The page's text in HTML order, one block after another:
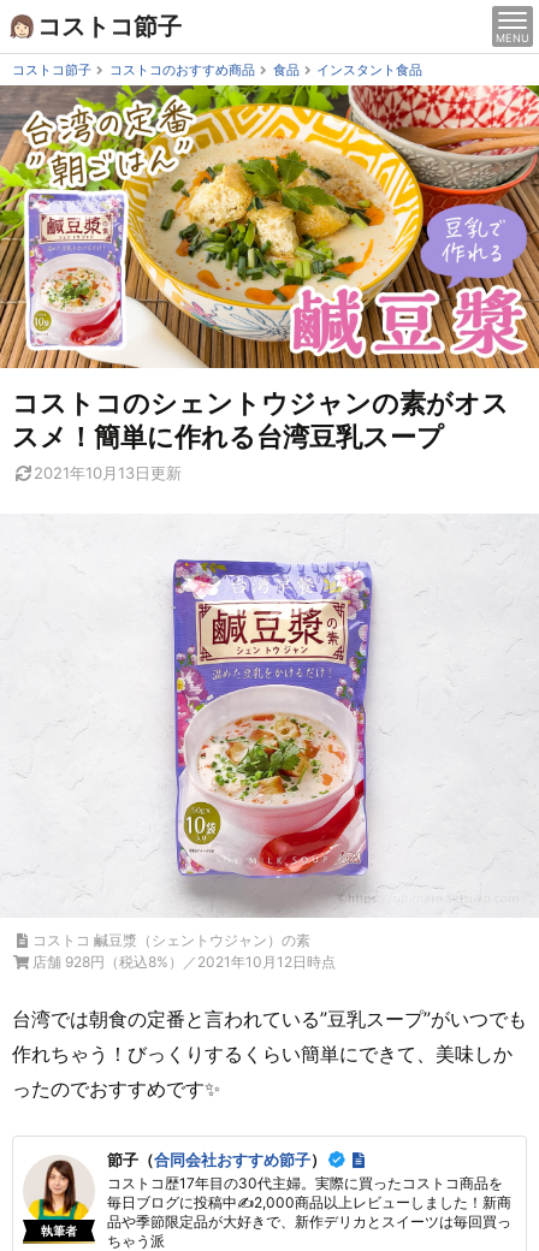
Skip
to
content
コストコ節子 MENU
コストコ節子 コストコのおすすめ商品 食品 インスタント食品
コストコのシェントウジャンの素がオス
スメ！簡単に作れる台湾豆乳スープ
2021年10月13日更新
コストコ 鹹豆漿（シェントウジャン）の素
店舗 928円（税込8%）／2021年10月12日時点
台湾では朝食の定番と言われている”豆乳スープ”がいつでも
作れちゃう！びっくりするくらい簡単にできて、美味しか
ったのでおすすめです✨
執筆者
節子（合同会社おすすめ節子）
コストコ歴17年目の30代主婦。実際に買ったコストコ商品を
毎日ブログに投稿中✍2,000商品以上レビューしました！新商
品や季節限定品が大好きで、新作デリカとスイーツは毎回買っ
ちゃう派